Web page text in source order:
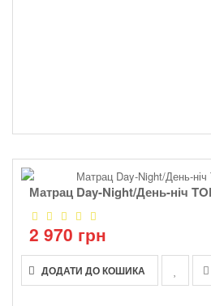
Матрац Day-Night/День-ніч
2 970 грн
ДОДАТИ ДО КОШИКА